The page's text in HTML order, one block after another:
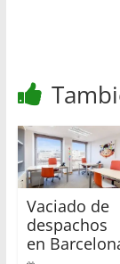
Vaciado de
despachos
en